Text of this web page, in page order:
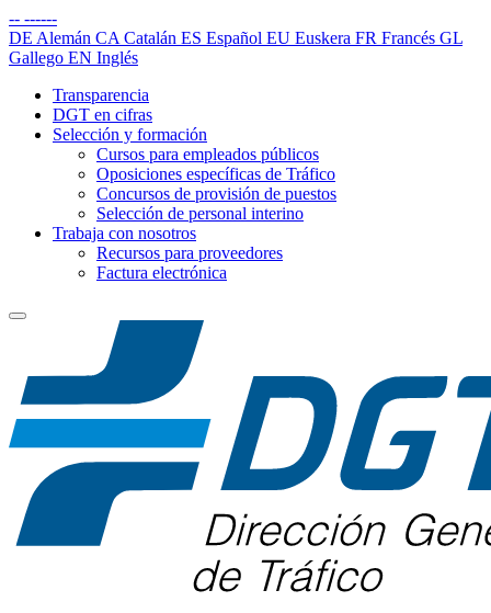
-- ------
DE Alemán CA Catalán ES Español EU Euskera FR Francés GL
Gallego EN Inglés
Transparencia
DGT en cifras
Selección y formación
Cursos para empleados públicos
Oposiciones específicas de Tráfico
Concursos de provisión de puestos
Selección de personal interino
Trabaja con nosotros
Recursos para proveedores
Factura electrónica